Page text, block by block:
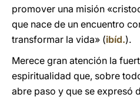
promover una misión
que nace de un encuentro
transformar la vida» (ibíd.).
Merece gran atención la
espiritualidad que, sobre
abre paso y que se expresó